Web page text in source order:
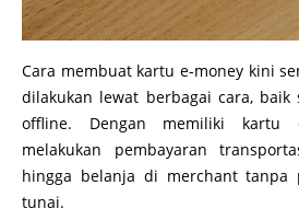
Cara membuat kartu e-money kini
dilakukan lewat berbagai cara, baik
offline. Dengan memiliki kartu
melakukan pembayaran
hingga belanja di merchant tanpa
tunai.